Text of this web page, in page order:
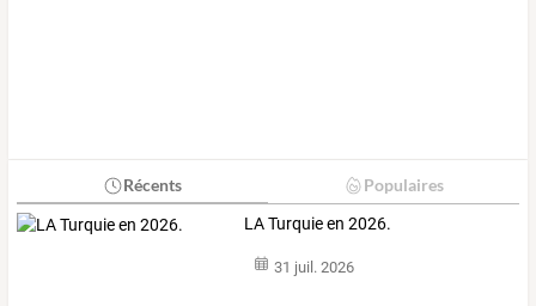
Récents Populaires
LA Turquie en 2026.
31 juil. 2026